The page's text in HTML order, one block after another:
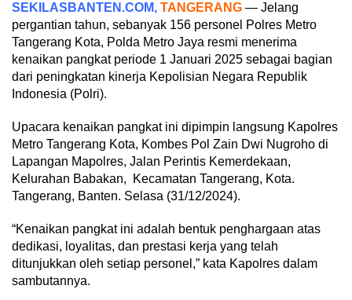
SEKILASBANTEN.COM, TANGERANG — Jelang
pergantian tahun, sebanyak 156 personel Polres Metro
Tangerang Kota, Polda Metro Jaya resmi menerima
kenaikan pangkat periode 1 Januari 2025 sebagai bagian
dari peningkatan kinerja Kepolisian Negara Republik
Indonesia (Polri).
Upacara kenaikan pangkat ini dipimpin langsung Kapolres
Metro Tangerang Kota, Kombes Pol Zain Dwi Nugroho di
Lapangan Mapolres, Jalan Perintis Kemerdekaan,
Kelurahan Babakan, Kecamatan Tangerang, Kota.
Tangerang, Banten. Selasa (31/12/2024).
“Kenaikan pangkat ini adalah bentuk penghargaan atas
dedikasi, loyalitas, dan prestasi kerja yang telah
ditunjukkan oleh setiap personel,” kata Kapolres dalam
sambutannya.